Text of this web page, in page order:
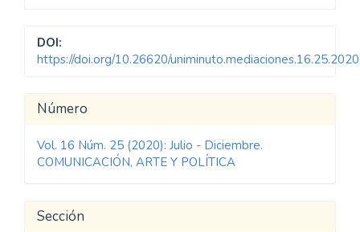
DOI:
https://doi.org/10.26620/
Detalles
del
artículo
Número
Vol. 16 Núm. 25 (2020): Julio - Diciembre.
COMUNICACIÓN, ARTE Y POLÍTICA
Sección